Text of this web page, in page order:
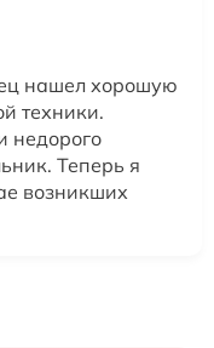
нашел хорошую
техники.
недорого
Теперь я
возникших